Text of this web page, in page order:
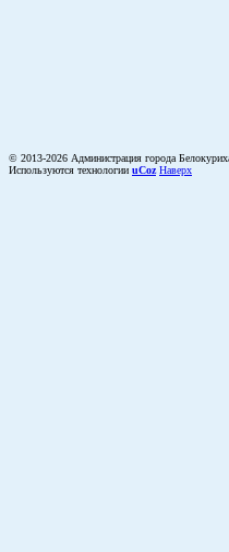
© 2013-2026 Администрация города
Используются технологии uCoz Наверх